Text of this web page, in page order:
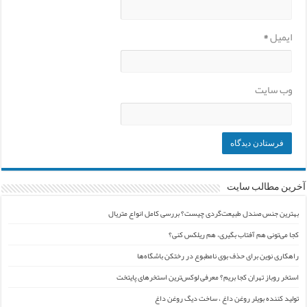
ایمیل*
وب‌ سایت
آخرین مطالب سایت
بهترین جنس صندل طبیعت‌گردی چیست؟ بررسی کامل انواع متریال
کجا می‌تونی هم آفتاب بگیری، هم ریلکس کنی؟
راهکاری نوین برای حذف بوی نامطبوع در رختکن باشگاه‌ها
استخر روباز تهران کجا بریم؟ معرفی لوکس‌ترین استخرهای پایتخت
تولید کننده بویلر روغن داغ ، ساخت دیگ روغن داغ